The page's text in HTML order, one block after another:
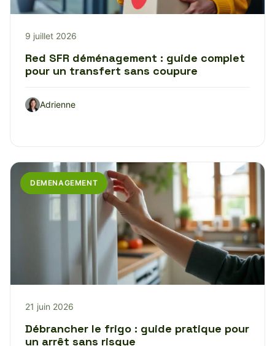
9 juillet 2026
Red SFR déménagement : guide complet
pour un transfert sans coupure
Adrienne
DEMENAGEMENT
21 juin 2026
Débrancher le frigo : guide pratique pour
un arrêt sans risque